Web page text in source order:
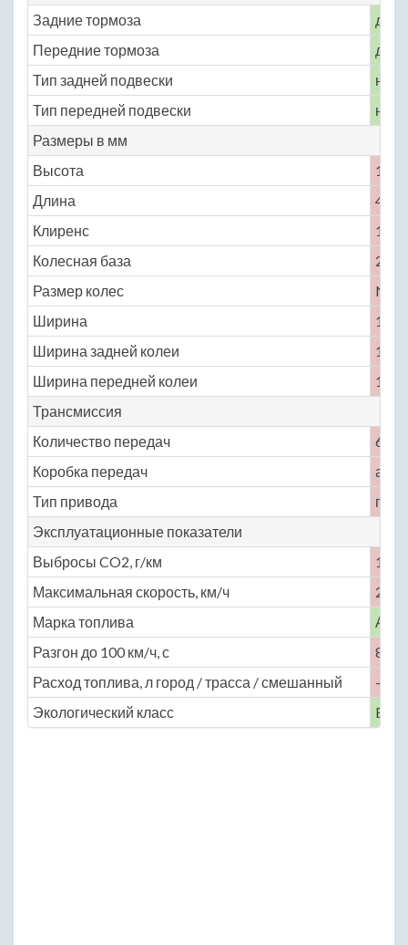
Задние тормоза
Передние тормоза
Тип задней подвески
Тип передней подвески
Размеры в мм
Высота
1458
Длина
4370
Клиренс
144
Колесная база
2646
Размер колес
No
Ширина
1783
Ширина задней колеи
1540
Ширина передней колеи
1552
Трансмиссия
Количество передач
6
Коробка передач
Тип привода
Эксплуатационные показатели
Выбросы CO2, г/км
131
Максимальная скорость, км/ч
210
Марка топлива
АИ-
Разгон до 100 км/ч, с
8.5
Расход топлива, л город / трасса / смешанный
— /
Экологический класс
Euro